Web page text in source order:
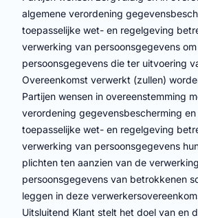
algemene verordening
toepasselijke wet- en regelgeving
verwerking van persoonsgegevens
persoonsgegevens die ter uitvoering
Overeenkomst verwerkt (zullen)
Partijen wensen in overeenstemming
verordening gegevensbescherming
toepasselijke wet- en regelgeving
verwerking van persoonsgegevens
plichten ten aanzien van de
persoonsgegevens van betrokkenen
leggen in deze
Uitsluitend Klant stelt het doel van en